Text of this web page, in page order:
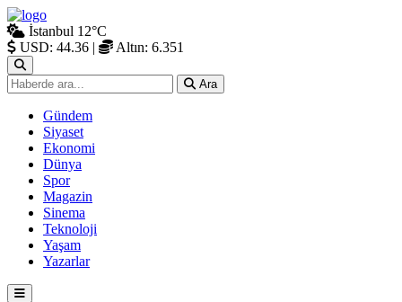
İstanbul 12°C
USD: 44.36 | Altın: 6.351
Ara
Gündem
Siyaset
Ekonomi
Dünya
Spor
Magazin
Sinema
Teknoloji
Yaşam
Yazarlar